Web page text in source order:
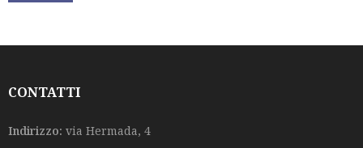
CONTATTI
Indirizzo: via Hermada, 4